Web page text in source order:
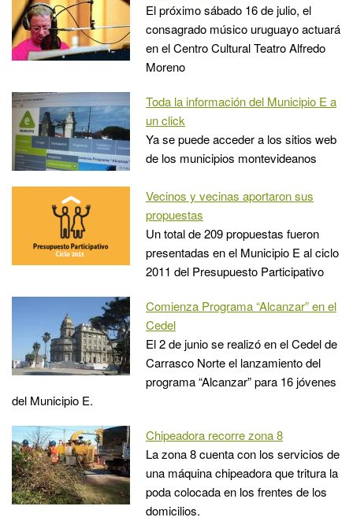
El próximo sábado 16 de julio, el
consagrado músico uruguayo actuará
en el Centro Cultural Teatro Alfredo
Moreno
Toda la información del Municipio E a
un click
Ya se puede acceder a los sitios web
de los municipios montevideanos
Vecinos y vecinas aportaron sus
propuestas
Un total de 209 propuestas fueron
presentadas en el Municipio E al ciclo
2011 del Presupuesto Participativo
Comienza Programa “Alcanzar” en el
Cedel
El 2 de junio se realizó en el Cedel de
Carrasco Norte el lanzamiento del
programa “Alcanzar” para 16 jóvenes
del Municipio E.
Chipeadora recorre zona 8
La zona 8 cuenta con los servicios de
una máquina chipeadora que tritura la
poda colocada en los frentes de los
domicilios.